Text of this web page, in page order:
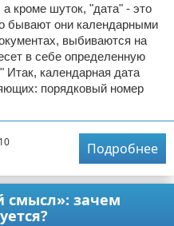
кроме шуток, "дата" - это
бывают они календарными
выбиваются на
в себе определенную
календарная дата
порядковый номер
Подробнее
смысл»: зачем